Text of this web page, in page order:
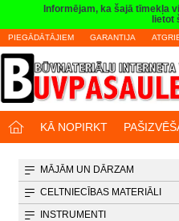
Informējam, ka šajā tīmekļa
lietot
PIEGĀDĀTĀJIEM GARANTIJA
KĀ NOPIRKT
MĀJĀM UN DĀRZAM
CELTNIECĪBAS MATERIĀLI
INSTRUMENTI